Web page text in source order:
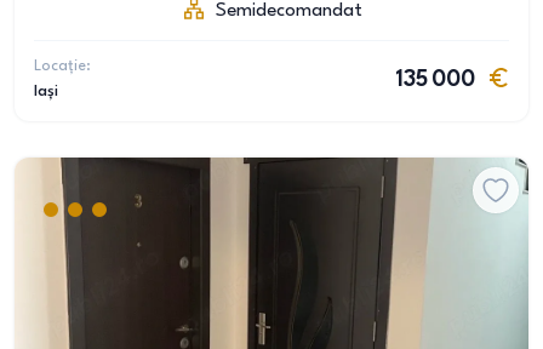
Semidecomandat
Locație:
Iași
135 000